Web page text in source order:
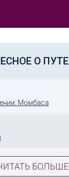
О
Момбаса
БОЛЬШЕ